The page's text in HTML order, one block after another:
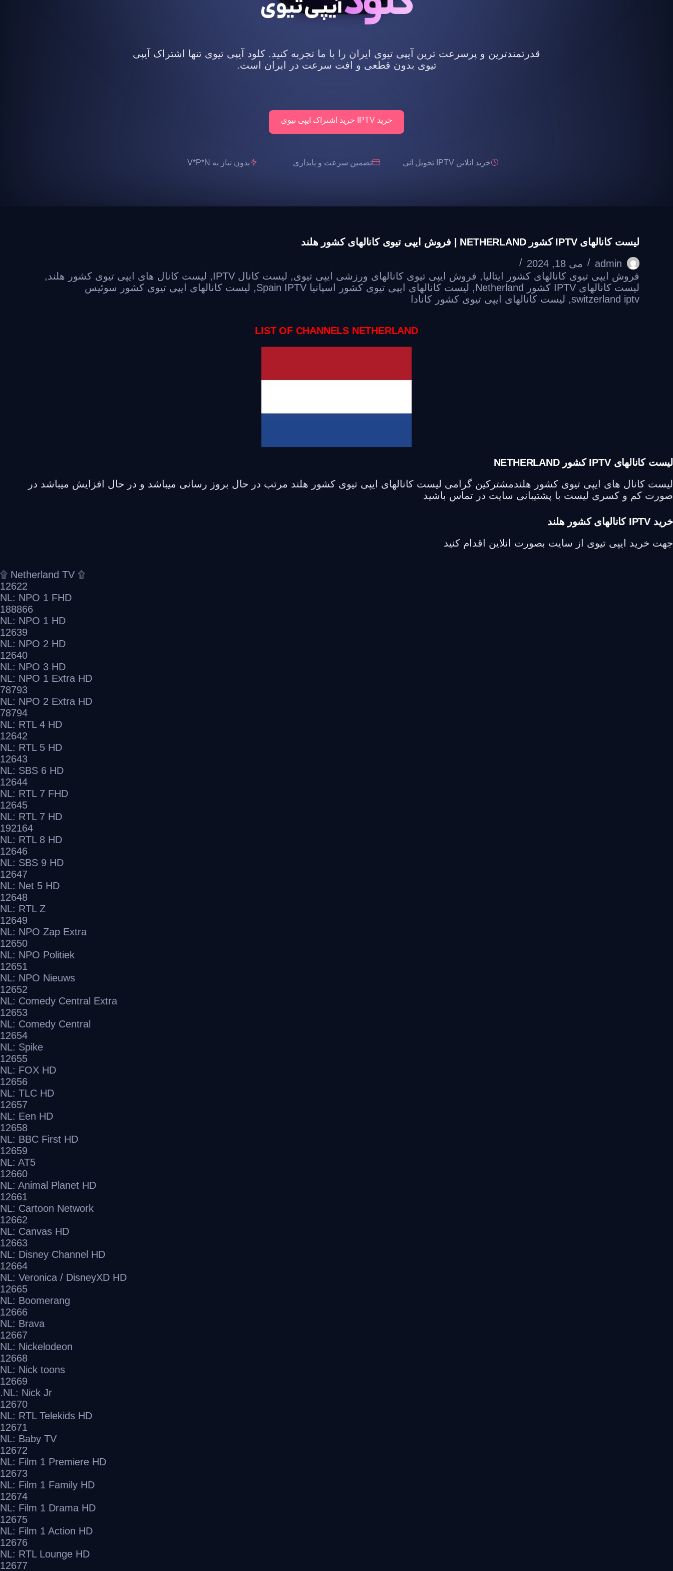
قدرتمندترین و پرسرعت ترین آیپی تیوی ایران را با ما تجربه کنید. کلود آیپی تیوی تنها اشتراک آیپی
تیوی بدون قطعی و افت سرعت در ایران است.
خرید IPTV خرید اشتراک ایپی تیوی
خرید انلاین IPTV تحویل انی تضمین سرعت و پایداری بدون نیاز به V*P*N
لیست کانالهای IPTV کشور NETHERLAND | فروش ایپی تیوی کانالهای کشور هلند
admin
می 18, 2024
فروش ایپی تیوی کانالهای کشور ایتالیا, فروش ایپی تیوی کانالهای ورزشی ایپی تیوی, لیست کانال IPTV , لیست کانال های ایپی تیوی کشور هلند,
لیست کانالهای IPTV کشور Netherland
, لیست کانالهای ایپی تیوی کشور اسپانیا Spain IPTV , لیست کانالهای ایپی تیوی کشور سوئیس
switzerland iptv
, لیست کانالهای ایپی تیوی کشور کانادا
LIST OF CHANNELS NETHERLAND
لیست کانالهای IPTV کشور NETHERLAND
لیست کانال های ایپی تیوی کشور هلندمشترکین گرامی لیست کانالهای ایپی تیوی کشور هلند مرتب در حال بروز رسانی میباشد و در حال افزایش میباشد در
صورت کم و کسری لیست با پشتیبانی سایت در تماس باشید
خرید IPTV کانالهای کشور هلند
جهت خرید ایپی تیوی از سایت بصورت انلاین اقدام کنید
۩ Netherland TV ۩
12622
NL: NPO 1 FHD
188866
NL: NPO 1 HD
12639
NL: NPO 2 HD
12640
NL: NPO 3 HD
NL: NPO 1 Extra HD
78793
NL: NPO 2 Extra HD
78794
NL: RTL 4 HD
12642
NL: RTL 5 HD
12643
NL: SBS 6 HD
12644
NL: RTL 7 FHD
12645
NL: RTL 7 HD
192164
NL: RTL 8 HD
12646
NL: SBS 9 HD
12647
NL: Net 5 HD
12648
NL: RTL Z
12649
NL: NPO Zap Extra
12650
NL: NPO Politiek
12651
NL: NPO Nieuws
12652
NL: Comedy Central Extra
12653
NL: Comedy Central
12654
NL: Spike
12655
NL: FOX HD
12656
NL: TLC HD
12657
NL: Een HD
12658
NL: BBC First HD
12659
NL: AT5
12660
NL: Animal Planet HD
12661
NL: Cartoon Network
12662
NL: Canvas HD
12663
NL: Disney Channel HD
12664
NL: Veronica / DisneyXD HD
12665
NL: Boomerang
12666
NL: Brava
12667
NL: Nickelodeon
12668
NL: Nick toons
12669
NL: Nick Jr.
12670
NL: RTL Telekids HD
12671
NL: Baby TV
12672
NL: Film 1 Premiere HD
12673
NL: Film 1 Family HD
12674
NL: Film 1 Drama HD
12675
NL: Film 1 Action HD
12676
NL: RTL Lounge HD
12677